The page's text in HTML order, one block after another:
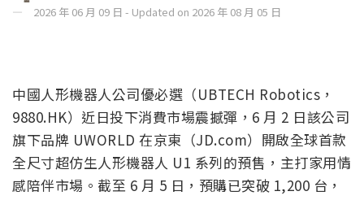
2026 年 06 月 09 日 - Updated on 2026 年 08 月 05 日
中國人形機器人公司優必選（UBTECH Robotics，
9880.HK）近日投下消費市場震撼彈，6 月 2 日該公司
旗下品牌 UWORLD 在京東（JD.com）開啟全球首款
全尺寸超仿生人形機器人 U1 系列的預售，主打家用情
感陪伴市場。截至 6 月 5 日，預購已突破 1,200 台，